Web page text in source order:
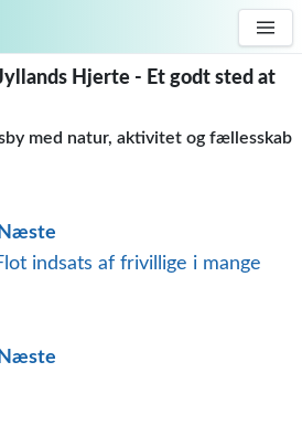
Hjerte - Et godt sted at
med natur, aktivitet og fællesskab
Næste
indsats af frivillige i mange
Næste